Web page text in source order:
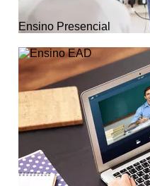
Ensino Presencial